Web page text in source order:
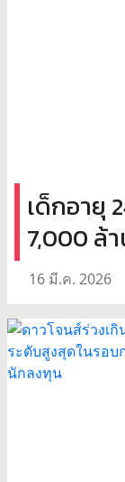
เด็กอายุ
7,000 ล้
16 มี.ค. 2026